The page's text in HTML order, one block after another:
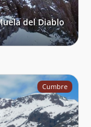
del Diablo
Cumbre